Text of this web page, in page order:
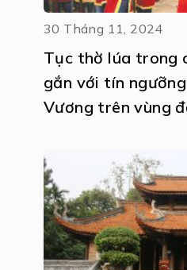
30 Tháng 11, 2024
Tục thờ lúa trong
gắn với tín
Vương trên vùng